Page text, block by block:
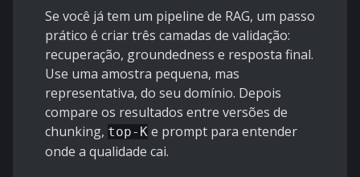
Se você já tem um pipeline de RAG, um passo
prático é criar três camadas de validação:
recuperação, groundedness e resposta final.
Use uma amostra pequena, mas
representativa, do seu domínio. Depois
compare os resultados entre versões de
chunking, top-K e prompt para entender
onde a qualidade cai.